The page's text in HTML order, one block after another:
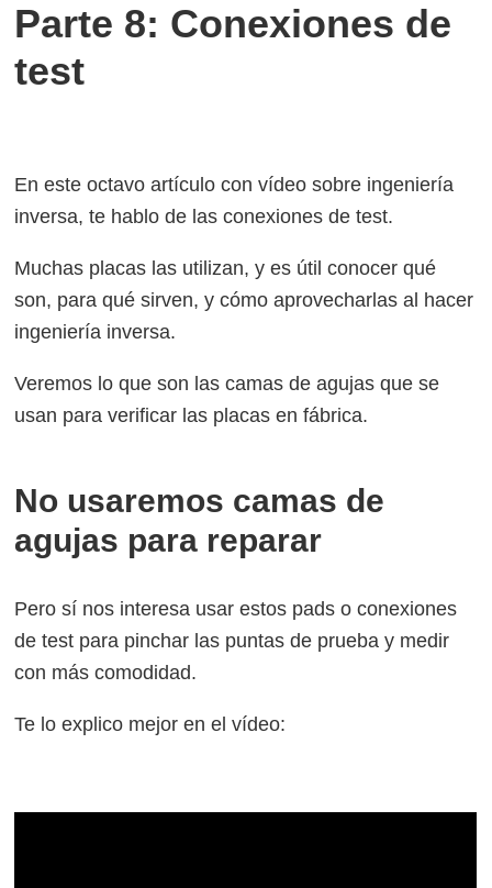
Parte 8: Conexiones de
test
En este octavo artículo con vídeo sobre ingeniería
inversa, te hablo de las conexiones de test.
Muchas placas las utilizan, y es útil conocer qué
son, para qué sirven, y cómo aprovecharlas al hacer
ingeniería inversa.
Veremos lo que son las camas de agujas que se
usan para verificar las placas en fábrica.
No usaremos camas de
agujas para reparar
Pero sí nos interesa usar estos pads o conexiones
de test para pinchar las puntas de prueba y medir
con más comodidad.
Te lo explico mejor en el vídeo: